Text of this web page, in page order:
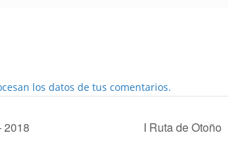
los datos de tus comentarios.
2018 I Ruta de Otoño